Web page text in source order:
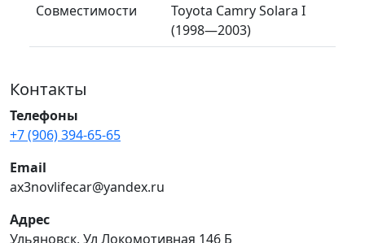
Совместимости
Toyota Camry Solara I
(1998—2003)
Контакты
Телефоны
+7 (906) 394-65-65
Email
ax3novlifecar@yandex.ru
Адрес
Ульяновск, Ул Локомотивная 146 Б